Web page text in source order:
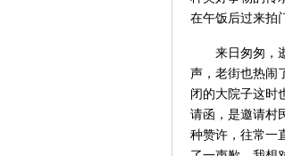
在午饭后过来拍
来日匆匆，逝
声，老街也热闹
闭的大院子这时
请函，是邀请村
种赞许，往常一